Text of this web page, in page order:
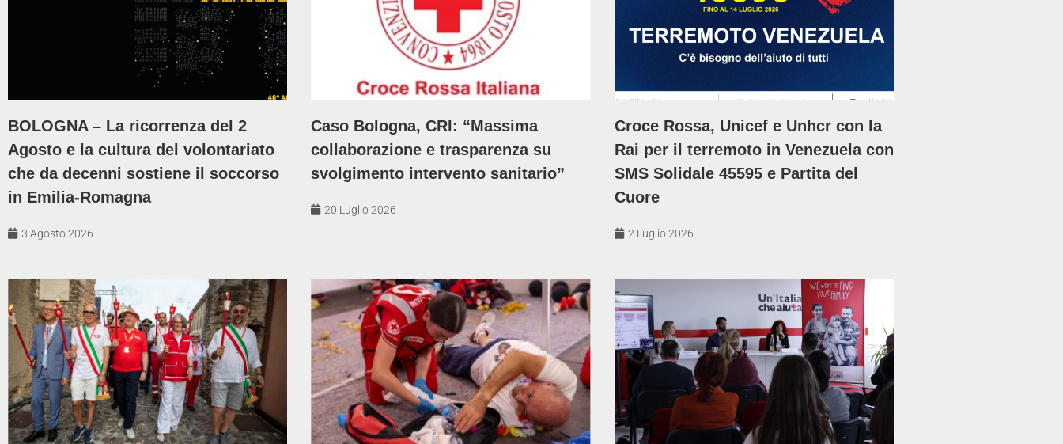
BOLOGNA – La ricorrenza del 2
Agosto e la cultura del volontariato
che da decenni sostiene il soccorso
in Emilia-Romagna
3 Agosto 2026
Caso Bologna, CRI: “Massima
collaborazione e trasparenza su
svolgimento intervento sanitario”
20 Luglio 2026
Croce Rossa, Unicef e Unhcr con la
Rai per il terremoto in Venezuela con
SMS Solidale 45595 e Partita del
Cuore
2 Luglio 2026